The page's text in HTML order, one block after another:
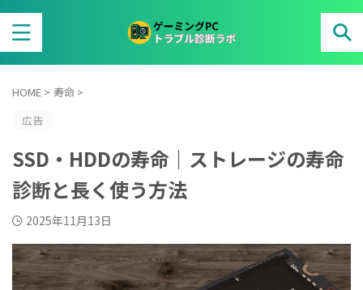
HOME > 寿命 >
広告
SSD・HDDの寿命｜ストレージの寿命
診断と長く使う方法
2025年11月13日